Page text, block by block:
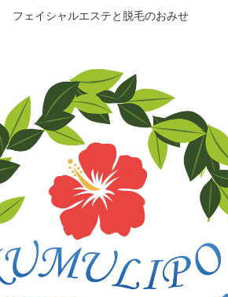
フェイシャルエステと脱毛のおみせ